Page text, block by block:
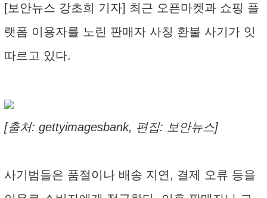
[보안뉴스 강초희 기자] 최근 오픈마켓과 쇼핑 플
랫폼 이용자를 노린 판매자 사칭 환불 사기가 잇
따르고 있다.
[출처: gettyimagesbank, 편집: 보안뉴스]
사기범들은 품절이나 배송 지연, 결제 오류 등을